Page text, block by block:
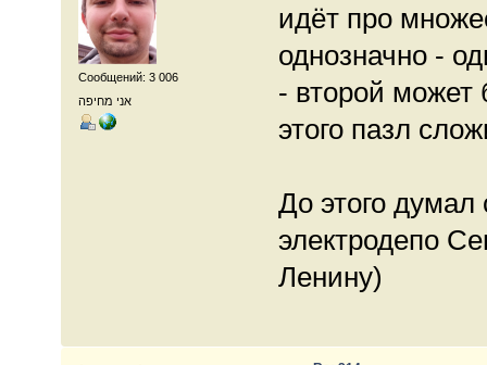
Сообщений: 3 006
אני מחיפה
идёт про
однозначно -
- второй может
этого пазл
До этого думал
электродепо
Ленину)